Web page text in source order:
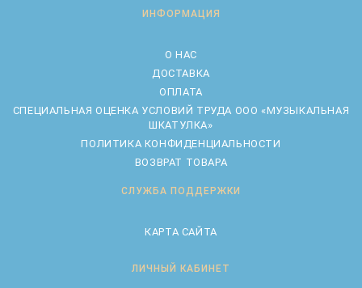
ИНФОРМАЦИЯ
О НАС
ДОСТАВКА
ОПЛАТА
CПЕЦИАЛЬНАЯ ОЦЕНКА УСЛОВИЙ ТРУДА ООО «МУЗЫКАЛЬНАЯ
ШКАТУЛКА»
ПОЛИТИКА КОНФИДЕНЦИАЛЬНОСТИ
ВОЗВРАТ ТОВАРА
СЛУЖБА ПОДДЕРЖКИ
КАРТА САЙТА
ЛИЧНЫЙ КАБИНЕТ